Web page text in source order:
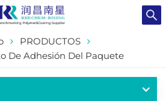
PRODUCTOS
De Adhesión Del Paquete